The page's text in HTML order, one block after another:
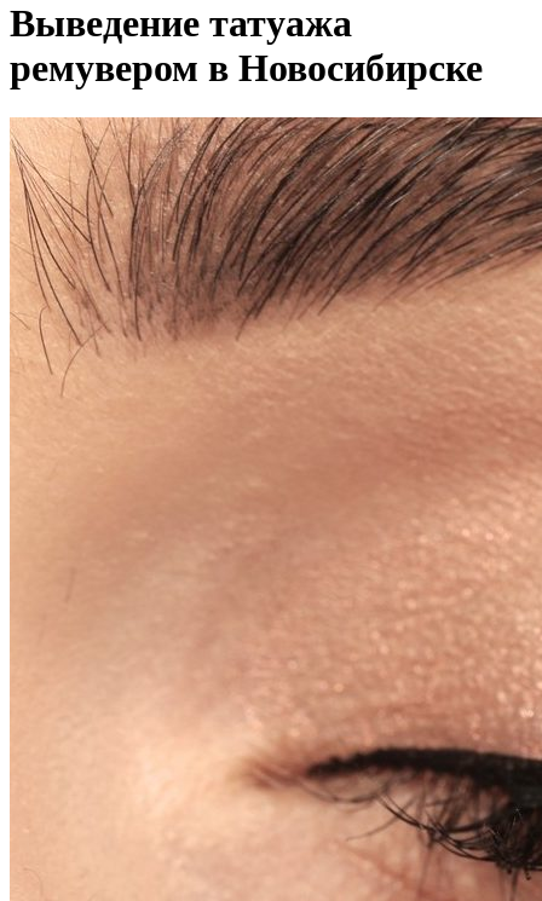
Выведение татуажа
ремувером в Новосибирске